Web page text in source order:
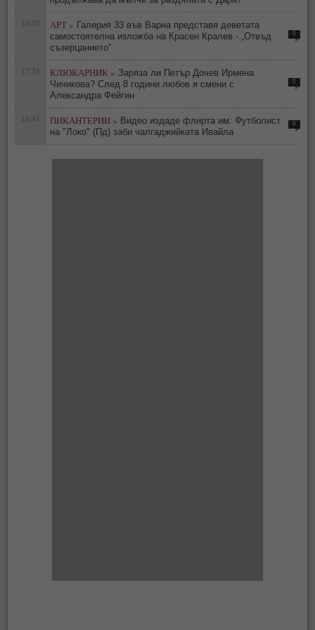
10:50 АРТ » Галерия 33 във Варна представя деветата
самостоятелна изложба на Красен Кралев - „Отвъд
съзерцанието“
0
17:24 КЛЮКАРНИК » Заряза ли Петър Дочев Ирмена
Чичикова? След 8 години любов я смени с
Александра Фейгин
0
16:41 ПИКАНТЕРИИ » Видео издаде флирта им: Футболист
на "Локо" (Пд) заби чалгаджийката Ивайла
0